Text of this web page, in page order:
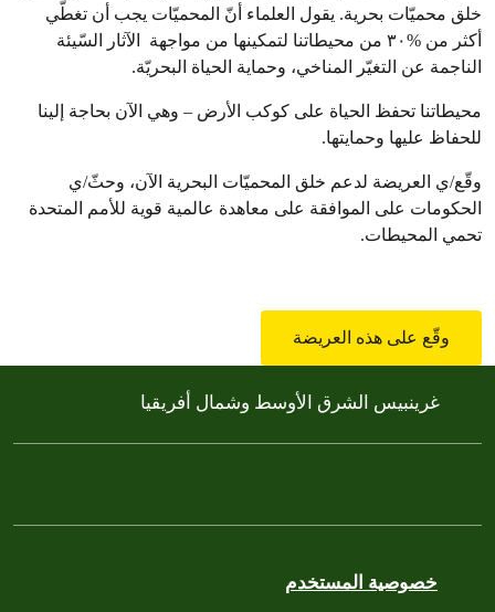
خلق محميّات بحرية. يقول العلماء أنّ المحميّات يجب أن تغطّي
أكثر من %۳۰ من محيطاتنا لتمكينها من مواجهة الآثار السّيئة
الناجمة عن التغيّر المناخي، وحماية الحياة البحريّة.
محيطاتنا تحفظ الحياة على كوكب الأرض – وهي الآن بحاجة إلينا
للحفاظ عليها وحمايتها.
وقّع/ي العريضة لدعم خلق المحميّات البحرية الآن، وحثّ/ي
الحكومات على الموافقة على معاهدة عالمية قوية للأمم المتحدة
تحمي المحيطات.
وقّع على هذه العريضة
خصوصية المستخدم